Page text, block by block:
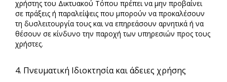
χρήστης του Δικτυακού Τόπου πρέπει να μην προβαίνει
σε πράξεις ή παραλείψεις που μπορούν να προκαλέσουν
τη δυσλειτουργία τους και να επηρεάσουν αρνητικά ή να
θέσουν σε κίνδυνο την παροχή των υπηρεσιών προς τους
χρήστες.
4. Πνευματική Ιδιοκτησία και άδειες χρήσης